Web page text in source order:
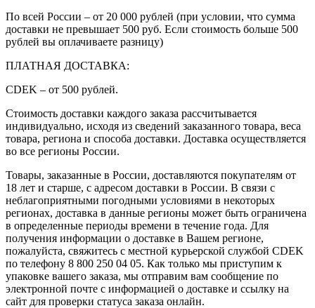
По всей России – от 20 000 рублей (при условии, что сумма
доставки не превышает 500 руб. Если стоимость больше 500
рублей вы оплачиваете разницу)
ПЛАТНАЯ ДОСТАВКА:
CDEK – от 500 рублей.
Стоимость доставки каждого заказа рассчитывается
индивидуально, исходя из сведений заказанного товара, веса
товара, региона и способа доставки. Доставка осуществляется
во все регионы России.
Товары, заказанные в России, доставляются покупателям от
18 лет и старше, с адресом доставки в России. В связи с
неблагоприятными погодными условиями в некоторых
регионах, доставка в данные регионы может быть ограничена
в определенные периоды времени в течение года. Для
получения информации о доставке в Вашем регионе,
пожалуйста, свяжитесь с местной курьерской службой CDEK
по телефону 8 800 250 04 05. Как только мы приступим к
упаковке вашего заказа, мы отправим вам сообщение по
электронной почте с информацией о доставке и ссылку на
сайт для проверки статуса заказа онлайн.